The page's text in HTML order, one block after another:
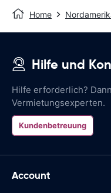
Home
Hilfe und
Hilfe erforderlich?
Vermietungsexperten.
Kundenbetreuung
Account